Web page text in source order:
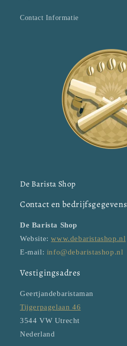
Contact Informatie
De Barista Shop
Contact en bedrijfsgegevens
De Barista Shop
Website:www.debaristashop.nl
E-mail: info@debaristashop.nl
Vestigingsadres
Geertjandebaristaman
Tijgerpagelaan 46
3544 VW Utrecht
Nederland